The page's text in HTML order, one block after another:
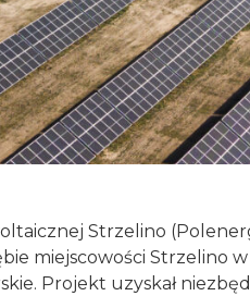
Strzelino
miejscowości Strzelino w
Projekt uzyskał